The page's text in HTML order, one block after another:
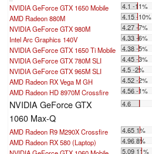
NVIDIA GeForce GTX 1650 Mobile
4.1 -11%
AMD Radeon 880M
4.15 -10%
NVIDIA GeForce GTX 980M
4.27 -7%
Intel Arc Graphics 140V
4.33 -6%
NVIDIA GeForce GTX 1650 Ti Mobile
4.38 -5%
NVIDIA GeForce GTX 780M SLI
4.45 -3%
NVIDIA GeForce GTX 965M SLI
4.5 -2%
AMD Radeon RX Vega M GH
4.52 -2%
AMD Radeon HD 8970M Crossfire
4.56 -1%
NVIDIA GeForce GTX
1060 Max-Q
4.6
AMD Radeon R9 M290X Crossfire
4.65 1%
AMD Radeon RX 580 (Laptop)
4.96 8%
5.09 11%